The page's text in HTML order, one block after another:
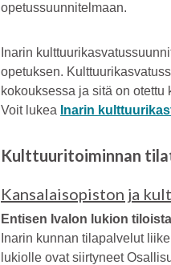
opetussuunnitelmaan.
Inarin
opetuksen.
kokouksessa ja sitä on
Voit lukea Inarin
Kulttuuritoiminnan
Kansalaisopiston ja
Entisen Ivalon lukion
Inarin kunnan tilapalvelut
lukiolle ovat siirtyneet